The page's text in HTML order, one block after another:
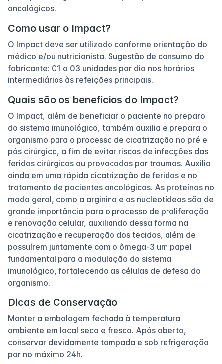
oncológicos.
Como usar o Impact?
O Impact deve ser utilizado conforme orientação do
médico e/ou nutricionista. Sugestão de consumo do
fabricante: 01 a 03 unidades por dia nos horários
intermediários às refeições principais.
Quais são os benefícios do Impact?
O Impact, além de beneficiar o paciente no preparo
do sistema imunológico, também auxilia e prepara o
organismo para o processo de cicatrização no pré e
pós cirúrgico, a fim de evitar riscos de infecções das
feridas cirúrgicas ou provocadas por traumas. Auxilia
ainda em uma rápida cicatrização de feridas e no
tratamento de pacientes oncológicos. As proteínas no
modo geral, como a arginina e os nucleotídeos são de
grande importância para o processo de proliferação
e renovação celular, auxiliando dessa forma na
cicatrização e recuperação dos tecidos, além de
possuírem juntamente com o ômega-3 um papel
fundamental para a modulação do sistema
imunológico, fortalecendo as células de defesa do
organismo.
Dicas de Conservação
Manter a embalagem fechada à temperatura
ambiente em local seco e fresco. Após aberta,
conservar devidamente tampada e sob refrigeração
por no máximo 24h.